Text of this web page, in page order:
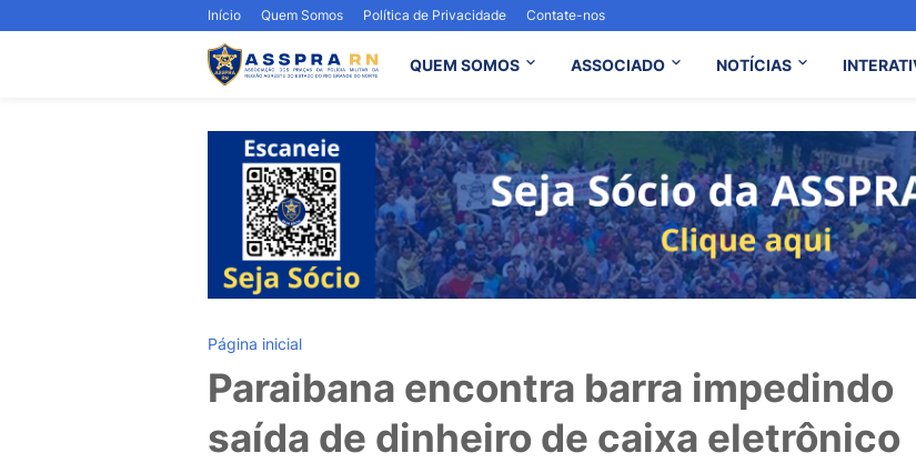
Início Quem Somos Política de Privacidade Contate-nos
QUEM SOMOS ASSOCIADO NOTÍCIAS
Página inicial
Paraibana encontra barra impedindo
saída de dinheiro de caixa eletrônico